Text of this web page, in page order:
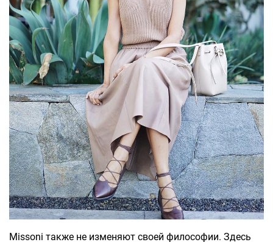
Missoni также не изменяют своей философии. Здесь